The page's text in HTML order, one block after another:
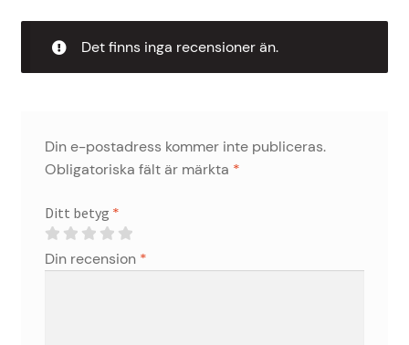
Det finns inga recensioner än.
Din e-postadress kommer inte publiceras.
Obligatoriska fält är märkta *
Ditt betyg *
Din recension *